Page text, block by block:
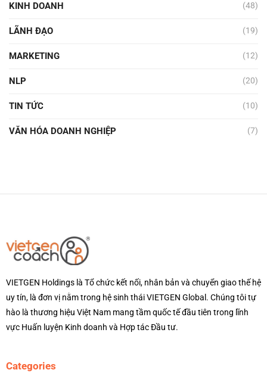
KINH DOANH (48)
LÃNH ĐẠO (19)
MARKETING (12)
NLP (20)
TIN TỨC (10)
VĂN HÓA DOANH NGHIỆP (7)
VIETGEN Holdings là Tổ chức kết nối, nhân bản và chuyển giao thế hệ
uy tín, là đơn vị nằm trong hệ sinh thái VIETGEN Global. Chúng tôi tự
hào là thương hiệu Việt Nam mang tầm quốc tế đầu tiên trong lĩnh
vực Huấn luyện Kinh doanh và Hợp tác Đầu tư.
Categories